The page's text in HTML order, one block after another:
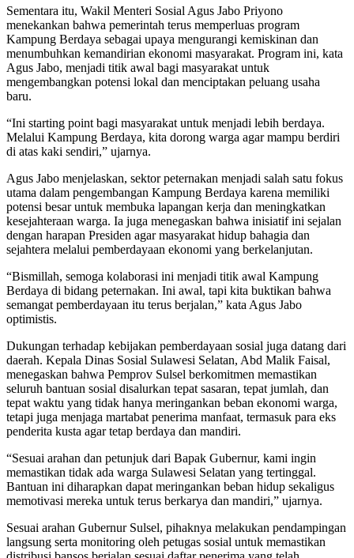
Sementara itu, Wakil Menteri Sosial Agus Jabo Priyono
menekankan bahwa pemerintah terus memperluas program
Kampung Berdaya sebagai upaya mengurangi kemiskinan dan
menumbuhkan kemandirian ekonomi masyarakat. Program ini, kata
Agus Jabo, menjadi titik awal bagi masyarakat untuk
mengembangkan potensi lokal dan menciptakan peluang usaha
baru.
“Ini starting point bagi masyarakat untuk menjadi lebih berdaya.
Melalui Kampung Berdaya, kita dorong warga agar mampu berdiri
di atas kaki sendiri,” ujarnya.
Agus Jabo menjelaskan, sektor peternakan menjadi salah satu fokus
utama dalam pengembangan Kampung Berdaya karena memiliki
potensi besar untuk membuka lapangan kerja dan meningkatkan
kesejahteraan warga. Ia juga menegaskan bahwa inisiatif ini sejalan
dengan harapan Presiden agar masyarakat hidup bahagia dan
sejahtera melalui pemberdayaan ekonomi yang berkelanjutan.
“Bismillah, semoga kolaborasi ini menjadi titik awal Kampung
Berdaya di bidang peternakan. Ini awal, tapi kita buktikan bahwa
semangat pemberdayaan itu terus berjalan,” kata Agus Jabo
optimistis.
Dukungan terhadap kebijakan pemberdayaan sosial juga datang dari
daerah. Kepala Dinas Sosial Sulawesi Selatan, Abd Malik Faisal,
menegaskan bahwa Pemprov Sulsel berkomitmen memastikan
seluruh bantuan sosial disalurkan tepat sasaran, tepat jumlah, dan
tepat waktu yang tidak hanya meringankan beban ekonomi warga,
tetapi juga menjaga martabat penerima manfaat, termasuk para eks
penderita kusta agar tetap berdaya dan mandiri.
“Sesuai arahan dan petunjuk dari Bapak Gubernur, kami ingin
memastikan tidak ada warga Sulawesi Selatan yang tertinggal.
Bantuan ini diharapkan dapat meringankan beban hidup sekaligus
memotivasi mereka untuk terus berkarya dan mandiri,” ujarnya.
Sesuai arahan Gubernur Sulsel, pihaknya melakukan pendampingan
langsung serta monitoring oleh petugas sosial untuk memastikan